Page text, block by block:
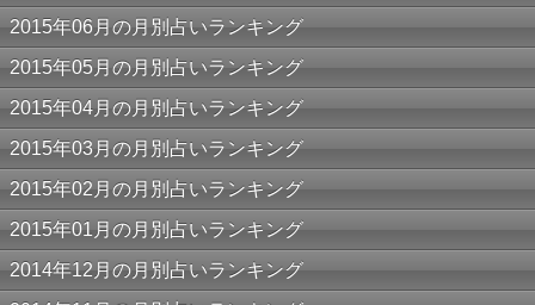
2015年06月の月別占いランキング
2015年05月の月別占いランキング
2015年04月の月別占いランキング
2015年03月の月別占いランキング
2015年02月の月別占いランキング
2015年01月の月別占いランキング
2014年12月の月別占いランキング